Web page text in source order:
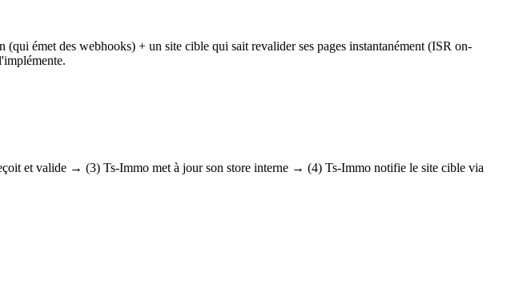
émet des webhooks) + un site cible qui sait revalider ses pages instantanément (ISR on-
et valide → (3) Ts-Immo met à jour son store interne → (4) Ts-Immo notifie le site cible via